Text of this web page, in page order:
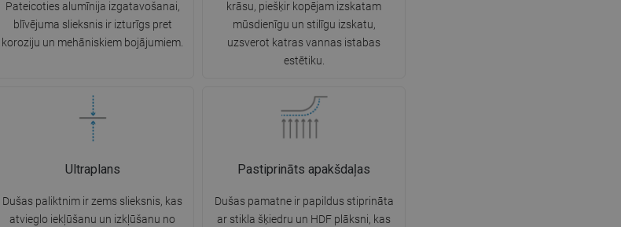
Pateicoties alumīnija izgatavošanai,
blīvējuma slieksnis ir izturīgs pret
koroziju un mehāniskiem bojājumiem.
krāsu, piešķir kopējam izskatam
mūsdienīgu un stilīgu izskatu,
uzsverot katras vannas istabas
estētiku.
Ultraplans
Dušas paliktnim ir zems slieksnis, kas
atvieglo iekļūšanu un izkļūšanu no
Pastiprināts apakšdaļas
Dušas pamatne ir papildus stiprināta
ar stikla šķiedru un HDF plāksni, kas
SWEDISH
FINNISH